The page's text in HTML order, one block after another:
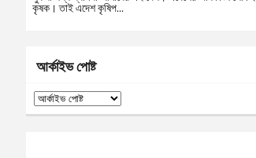
কৃষক। তাই এদেশ কৃষিপ...
আর্কাইভ পোষ্ট